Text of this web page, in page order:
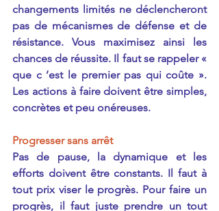
changements limités ne déclencheront
pas de mécanismes de défense et de
résistance. Vous maximisez ainsi les
chances de réussite. Il faut se rappeler «
que c ’est le premier pas qui coûte ».
Les actions à faire doivent être simples,
concrètes et peu onéreuses.
Progresser sans arrêt
Pas de pause, la dynamique et les
efforts doivent être constants. Il faut à
tout prix viser le progrès. Pour faire un
progrès, il faut juste prendre un tout